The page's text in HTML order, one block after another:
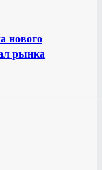
нового
рынка